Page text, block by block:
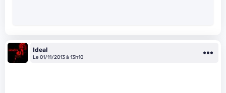
Ideal
Le 01/11/2013 à 13h10